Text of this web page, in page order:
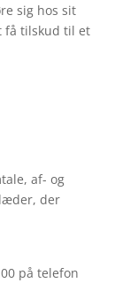
sig hos sit
få tilskud til et
af- og
der
på telefon